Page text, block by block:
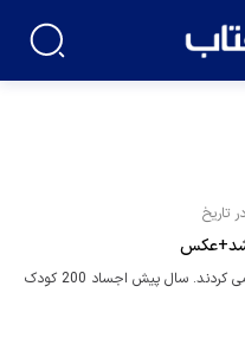
تاریخ
شد+عکس
قوم چیمو در جریان آیین دینی قربانی پیشکش می کردند. سال پیش اجساد 200 کودک